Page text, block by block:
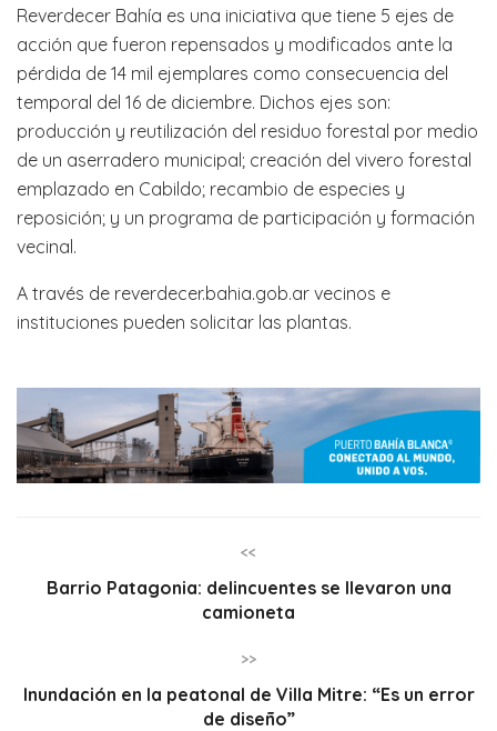
Reverdecer Bahía es una iniciativa que tiene 5 ejes de
acción que fueron repensados y modificados ante la
pérdida de 14 mil ejemplares como consecuencia del
temporal del 16 de diciembre. Dichos ejes son:
producción y reutilización del residuo forestal por medio
de un aserradero municipal; creación del vivero forestal
emplazado en Cabildo; recambio de especies y
reposición; y un programa de participación y formación
vecinal.
A través de reverdecer.bahia.gob.ar vecinos e
instituciones pueden solicitar las plantas.
<<
Barrio Patagonia: delincuentes se llevaron una
camioneta
>>
Inundación en la peatonal de Villa Mitre: “Es un error
de diseño”